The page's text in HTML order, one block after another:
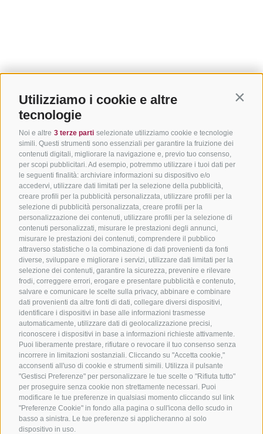
Utilizziamo i cookie e altre
tecnologie
Noi e altre 3 terze parti selezionate utilizziamo cookie e tecnologie
simili. Questi strumenti sono essenziali per garantire la fruizione dei
contenuti digitali, migliorare la navigazione e, previo tuo consenso,
per scopi pubblicitari. Ad esempio, potremmo utilizzare i tuoi dati per
le seguenti finalità: archiviare informazioni su dispositivo e/o
accedervi, utilizzare dati limitati per la selezione della pubblicità,
creare profili per la pubblicità personalizzata, utilizzare profili per la
selezione di pubblicità personalizzata, creare profili per la
personalizzazione dei contenuti, utilizzare profili per la selezione di
contenuti personalizzati, misurare le prestazioni degli annunci,
misurare le prestazioni dei contenuti, comprendere il pubblico
attraverso statistiche o la combinazione di dati provenienti da fonti
diverse, sviluppare e migliorare i servizi, utilizzare dati limitati per la
selezione dei contenuti, garantire la sicurezza, prevenire e rilevare
frodi, correggere errori, erogare e presentare pubblicità e contenuto,
salvare e comunicare le scelte sulla privacy, abbinare e combinare
dati provenienti da altre fonti di dati, collegare diversi dispositivi,
identificare i dispositivi in base alle informazioni trasmesse
automaticamente, utilizzare dati di geolocalizzazione precisi,
riconoscere i dispositivi in base a informazioni richieste attivamente.
Puoi liberamente prestare, rifiutare o revocare il tuo consenso senza
incorrere in limitazioni sostanziali. Cliccando su "Accetta cookie,"
acconsenti all'uso di cookie e strumenti simili. Utilizza il pulsante
"Gestisci Preferenze" per personalizzare le tue scelte o "Rifiuta tutto"
per proseguire senza cookie non strettamente necessari. Puoi
modificare le tue preferenze in qualsiasi momento cliccando sul link
"Preferenze Cookie" in fondo alla pagina o sull'icona dello scudo in
basso a sinistra. Le tue preferenze si applicheranno al solo
dispositivo in uso.